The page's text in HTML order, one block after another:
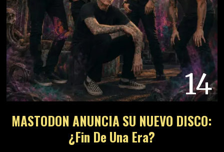
14
MASTODON ANUNCIA SU NUEVO DISCO:
¿Fin De Una Era?